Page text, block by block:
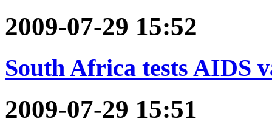
2009-07-29 15:52
South Africa tests AIDS
2009-07-29 15:51